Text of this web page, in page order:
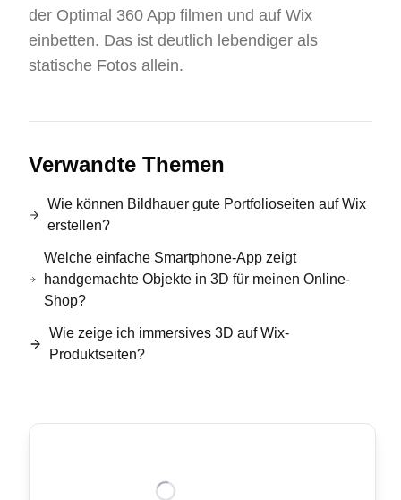
der Optimal 360 App filmen und auf Wix
einbetten. Das ist deutlich lebendiger als
statische Fotos allein.
Verwandte Themen
Wie können Bildhauer gute Portfolioseiten auf Wix
erstellen?
Welche einfache Smartphone-App zeigt
handgemachte Objekte in 3D für meinen Online-
Shop?
Wie zeige ich immersives 3D auf Wix-
Produktseiten?